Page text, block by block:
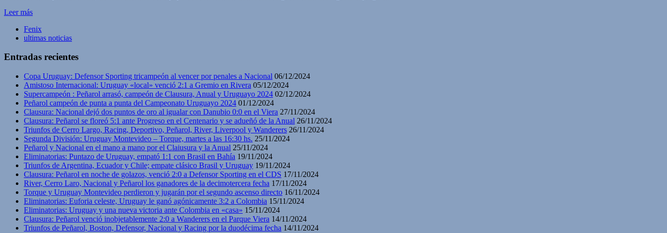
Leer más
Fenix
ultimas noticias
Entradas recientes
Copa Uruguay: Defensor Sporting tricampeón al vencer por penales a Nacional 06/12/2024
Amistoso Internacional: Uruguay «local» venció 2:1 a Gremio en Rivera 05/12/2024
Supercampeón : Peñarol arrasó, campeón de Clausura, Anual y Uruguayo 2024 02/12/2024
Peñarol campeón de punta a punta del Campeonato Uruguayo 2024 01/12/2024
Clausura: Nacional dejó dos puntos de oro al igualar con Danubio 0:0 en el Viera 27/11/2024
Clausura: Peñarol se floreó 5:1 ante Progreso en el Centenario y se adueñó de la Anual 26/11/2024
Triunfos de Cerro Largo, Racing, Deportivo, Peñarol, River, Liverpool y Wanderers 26/11/2024
Segunda División: Uruguay Montevideo – Torque, martes a las 16:30 hs. 25/11/2024
Peñarol y Nacional en el mano a mano por el Claiusura y la Anual 25/11/2024
Eliminatorias: Puntazo de Uruguay, empató 1:1 con Brasil en Bahía 19/11/2024
Triunfos de Argentina, Ecuador y Chile; empate clásico Brasil y Uruguay 19/11/2024
Clausura: Peñarol en noche de golazos, venció 2:0 a Defensor Sporting en el CDS 17/11/2024
River, Cerro Laro, Nacional y Peñarol los ganadores de la decimotercera fecha 17/11/2024
Torque y Uruguay Montevideo perdieron y jugarán por el segundo ascenso directo 16/11/2024
Eliminatorias: Euforia celeste, Uruguay le ganó agónicamente 3:2 a Colombia 15/11/2024
Eliminatorias: Uruguay y una nueva victoria ante Colombia en «casa» 15/11/2024
Clausura: Peñarol venció inobjetablemente 2:0 a Wanderers en el Parque Viera 14/11/2024
Triunfos de Peñarol, Boston, Defensor, Nacional y Racing por la duodécima fecha 14/11/2024